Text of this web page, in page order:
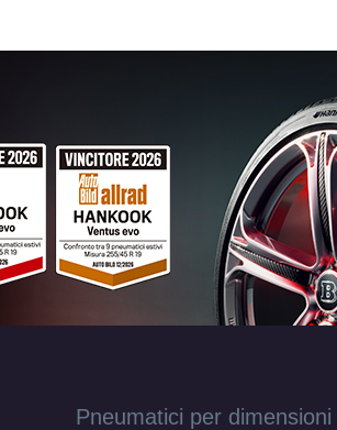
Pneumatici per dimensioni